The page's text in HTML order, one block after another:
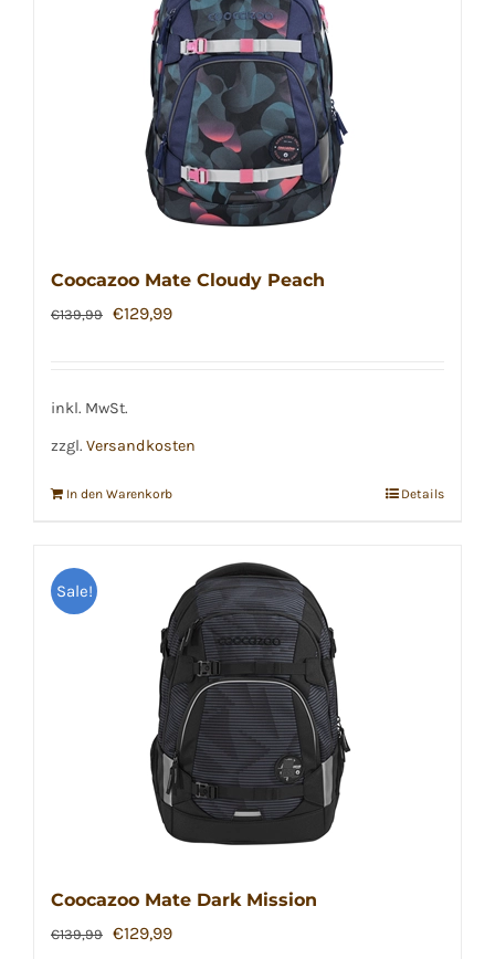
Coocazoo Mate Cloudy Peach
€139,99 Ursprünglicher
€139,99
€129,99Aktueller
inkl. MwSt.
zzgl. Versandkosten
In den Warenkorb Details
Sale!
Coocazoo Mate Dark Mission
€139,99 Ursprünglicher
€129,99Aktueller